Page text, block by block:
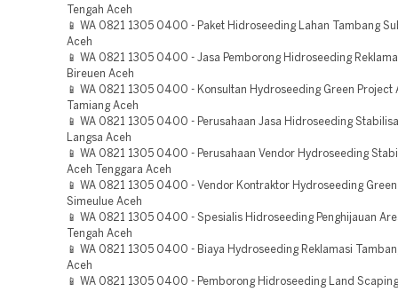
Tengah Aceh
📱 WA 0821 1305 0400 - Paket Hidroseeding Lahan Tambang
Aceh
📱 WA 0821 1305 0400 - Jasa Pemborong Hidroseeding
Bireuen Aceh
📱 WA 0821 1305 0400 - Konsultan Hydroseeding Green Project
Tamiang Aceh
📱 WA 0821 1305 0400 - Perusahaan Jasa Hidroseeding
Langsa Aceh
📱 WA 0821 1305 0400 - Perusahaan Vendor Hydroseeding
Aceh Tenggara Aceh
📱 WA 0821 1305 0400 - Vendor Kontraktor Hydroseeding
Simeulue Aceh
📱 WA 0821 1305 0400 - Spesialis Hidroseeding Penghijauan
Tengah Aceh
📱 WA 0821 1305 0400 - Biaya Hydroseeding Reklamasi
Aceh
📱 WA 0821 1305 0400 - Pemborong Hidroseeding Land